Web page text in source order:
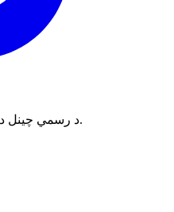
د رسمي چینل د پرانیستو لپاره پر آیکن کلیک وکړئ.